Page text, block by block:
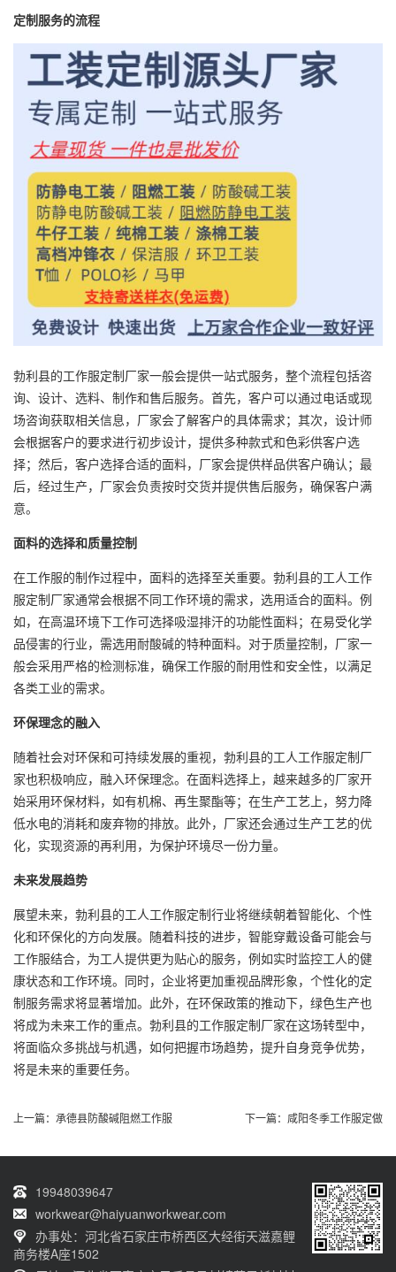
定制服务的流程
勃利县的工作服定制厂家一般会提供一站式服务，整个流程包括咨
询、设计、选料、制作和售后服务。首先，客户可以通过电话或现
场咨询获取相关信息，厂家会了解客户的具体需求；其次，设计师
会根据客户的要求进行初步设计，提供多种款式和色彩供客户选
择；然后，客户选择合适的面料，厂家会提供样品供客户确认；最
后，经过生产，厂家会负责按时交货并提供售后服务，确保客户满
意。
面料的选择和质量控制
在工作服的制作过程中，面料的选择至关重要。勃利县的工人工作
服定制厂家通常会根据不同工作环境的需求，选用适合的面料。例
如，在高温环境下工作可选择吸湿排汗的功能性面料；在易受化学
品侵害的行业，需选用耐酸碱的特种面料。对于质量控制，厂家一
般会采用严格的检测标准，确保工作服的耐用性和安全性，以满足
各类工业的需求。
环保理念的融入
随着社会对环保和可持续发展的重视，勃利县的工人工作服定制厂
家也积极响应，融入环保理念。在面料选择上，越来越多的厂家开
始采用环保材料，如有机棉、再生聚酯等；在生产工艺上，努力降
低水电的消耗和废弃物的排放。此外，厂家还会通过生产工艺的优
化，实现资源的再利用，为保护环境尽一份力量。
未来发展趋势
展望未来，勃利县的工人工作服定制行业将继续朝着智能化、个性
化和环保化的方向发展。随着科技的进步，智能穿戴设备可能会与
工作服结合，为工人提供更为贴心的服务，例如实时监控工人的健
康状态和工作环境。同时，企业将更加重视品牌形象，个性化的定
制服务需求将显著增加。此外，在环保政策的推动下，绿色生产也
将成为未来工作的重点。勃利县的工作服定制厂家在这场转型中，
将面临众多挑战与机遇，如何把握市场趋势，提升自身竞争优势，
将是未来的重要任务。
上一篇： 承德县防酸碱阻燃工作服 下一篇： 咸阳冬季工作服定做
19948039647
workwear@haiyuanworkwear.com
办事处：河北省石家庄市桥西区大经街天滋嘉鲤
商务楼A座1502